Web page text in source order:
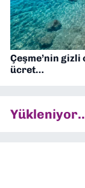
Çeşme’nin gizli
ücret…